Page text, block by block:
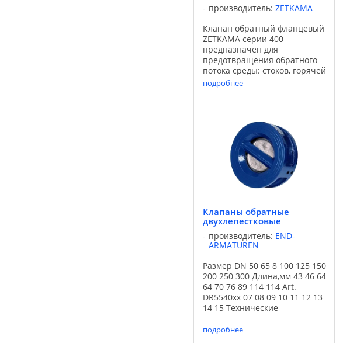
производитель: ZETKAMA
Клапан обратный фланцевый
ZETKAMA серии 400
предназначен для
предотвращения обратного
потока среды: стоков, горячей
и холодной промышленной
сред. Применяется для
промышленного
водоснабжения. ...
подробнее
Клапаны обратные
двухлепестковые
производитель: END-
ARMATUREN
Размер DN 50 65 8 100 125 150
200 250 300 Длина,мм 43 46 64
64 70 76 89 114 114 Art.
DR5540xx 07 08 09 10 11 12 13
14 15 Технические
двухлепестковый
подробнее